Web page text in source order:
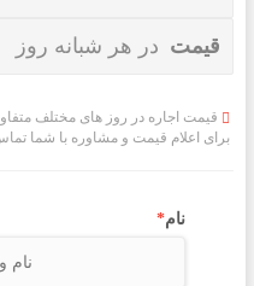
قیمت در هر شبانه روز
قیمت اجاره در روز های مختلف
برای اعلام قیمت و مشاوره با شما
نام*